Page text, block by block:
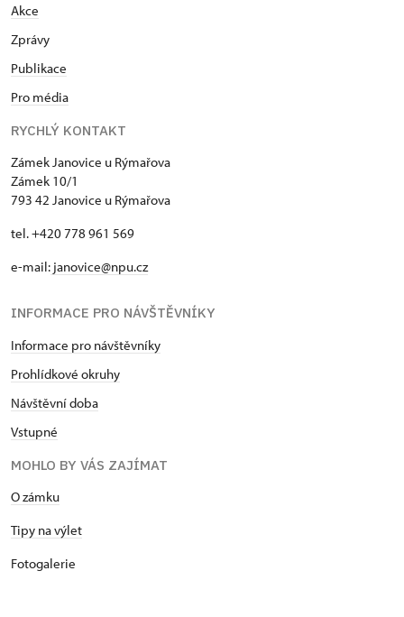
Akce
Zprávy
Publikace
Pro média
RYCHLÝ KONTAKT
Zámek Janovice u Rýmařova
Zámek 10/1
793 42 Janovice u Rýmařova
tel. +420 778 961 569
e-mail: janovice@npu.cz
INFORMACE PRO NÁVŠTĚVNÍKY
Informace pro návštěvníky
Prohlídkové okruhy
Návštěvní doba
Vstupné
MOHLO BY VÁS ZAJÍMAT
O zámku
Tipy na výlet
Fotogalerie